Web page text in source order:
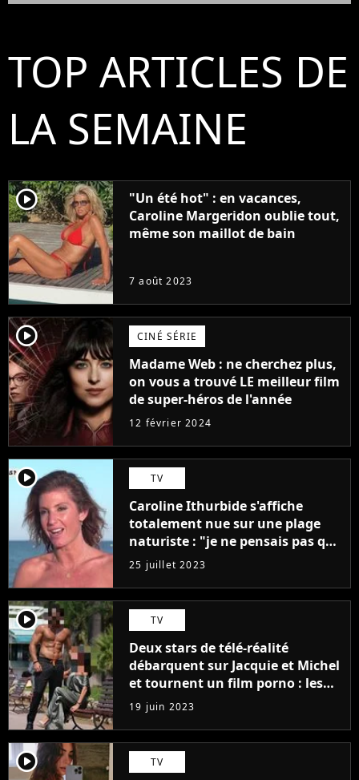
TOP ARTICLES DE
LA SEMAINE
player2
"Un été hot" : en vacances,
Caroline Margeridon oublie tout,
même son maillot de bain
7 août 2023
player2 CINÉ SÉRIE
Madame Web : ne cherchez plus,
on vous a trouvé LE meilleur film
de super-héros de l'année
12 février 2024
player2 TV
Caroline Ithurbide s'affiche
totalement nue sur une plage
naturiste : "je ne pensais pas que
j'arriverais à le faire..."
25 juillet 2023
player2 TV
Deux stars de télé-réalité
débarquent sur Jacquie et Michel
et tournent un film porno : les
premières images du tournage
(exclu)
19 juin 2023
player2 TV